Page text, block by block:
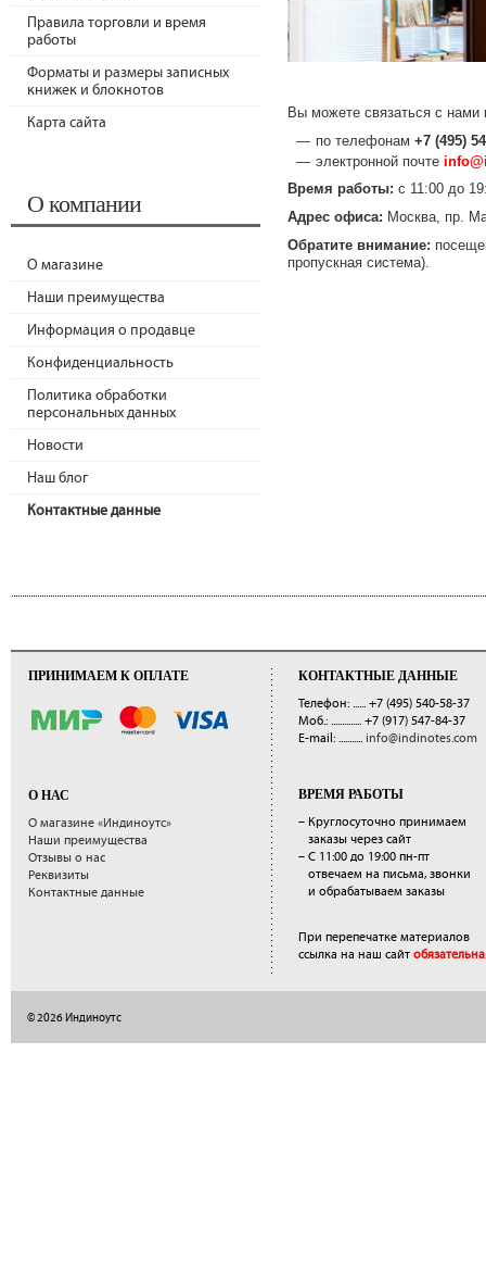
Вы можете связаться с
по телефонам +7 (495)
электронной почте
Время работы: с 11:00 до
Адрес офиса: Москва, пр.
Обратите внимание:
пропускная система).
Правила торговли и время
работы
Форматы и размеры записных
книжек и блокнотов
Карта сайта
О компании
О магазине
Наши преимущества
Информация о продавце
Конфиденциальность
Политика обработки
персональных данных
Новости
Наш блог
Контактные данные
ПРИНИМАЕМ К ОПЛАТЕ
О НАС
О магазине «Индиноутс»
Наши преимущества
Отзывы о нас
Реквизиты
Контактные данные
КОНТАКТНЫЕ ДАННЫЕ
Телефон: ...... +7 (495) 540-58-37
Моб.: .............. +7 (917) 547-84-37
E-mail: ........... info@indinotes.com
ВРЕМЯ РАБОТЫ
– Круглосуточно принимаем
заказы через сайт
– С 11:00 до 19:00 пн-пт
отвечаем на письма, звонки
и обрабатываем заказы
При перепечатке материалов
ссылка на наш сайт обязательна.
© 2026 Индиноутс